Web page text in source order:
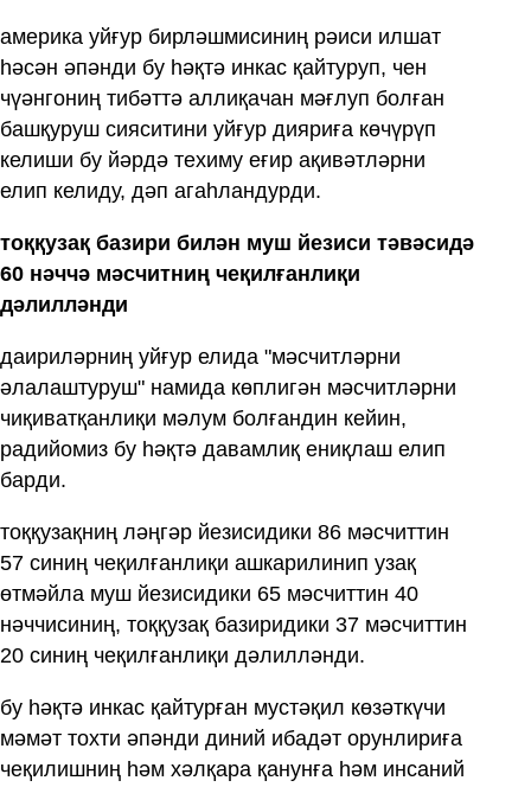
америка уйғур бирләшмисиниң рәиси илшат
һәсән әпәнди бу һәқтә инкас қайтуруп, чен
чүәнгониң тибәттә аллиқачан мәғлуп болған
башқуруш сияситини уйғур дияриға көчүрүп
келиши бу йәрдә техиму еғир ақивәтләрни
елип келиду, дәп агаһландурди.
тоққузақ базири билән муш йезиси тәвәсидә
60 нәччә мәсчитниң чеқилғанлиқи
дәлилләнди
даириләрниң уйғур елида "мәсчитләрни
әлалаштуруш" намида көплигән мәсчитләрни
чиқиватқанлиқи мәлум болғандин кейин,
радийомиз бу һәқтә давамлиқ ениқлаш елип
барди.
тоққузақниң ләңгәр йезисидики 86 мәсчиттин
57 синиң чеқилғанлиқи ашкарилинип узақ
өтмәйла муш йезисидики 65 мәсчиттин 40
нәччисиниң, тоққузақ базиридики 37 мәсчиттин
20 синиң чеқилғанлиқи дәлилләнди.
бу һәқтә инкас қайтурған мустәқил көзәткүчи
мәмәт тохти әпәнди диний ибадәт орунлириға
чеқилишниң һәм хәлқара қанунға һәм инсаний